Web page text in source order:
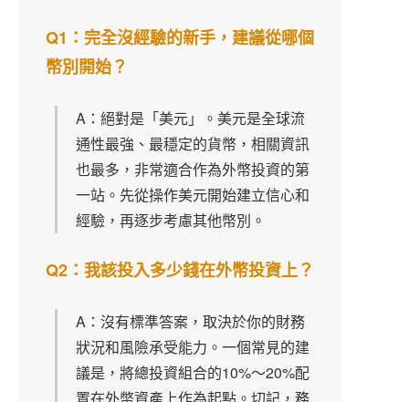
Q1：完全沒經驗的新手，建議從哪個
幣別開始？
A：絕對是「美元」。美元是全球流
通性最強、最穩定的貨幣，相關資訊
也最多，非常適合作為外幣投資的第
一站。先從操作美元開始建立信心和
經驗，再逐步考慮其他幣別。
Q2：我該投入多少錢在外幣投資上？
A：沒有標準答案，取決於你的財務
狀況和風險承受能力。一個常見的建
議是，將總投資組合的10%～20%配